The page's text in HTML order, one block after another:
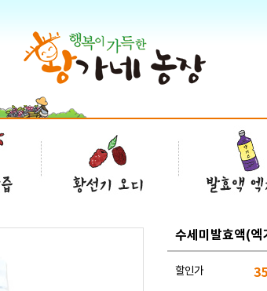
수세미발효액(
할인가